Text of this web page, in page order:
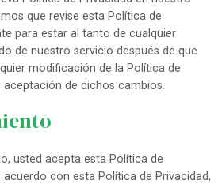
que revise esta Política de
para estar al tanto de cualquier
de nuestro servicio después de que
modificación de la Política de
aceptación de dichos cambios.
usted acepta esta Política de
acuerdo con esta Política de Privacidad,